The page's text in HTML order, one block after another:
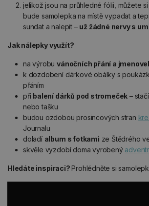
jelikož jsou na průhledné fólii, můžete
bude samolepka na místě vypadat a
sundat a nalepit – už žádné nervy s
Jak nálepky využít?
na výrobuvánočních přání a
k dozdobení dárkové obálky s
přáním
při balení dárků pod stromeček –
nebo tašku
budou ozdobou prosincových stran
Journalu
doladí album s fotkami ze Štědrého
skvěle vyzdobí doma vyrobený
Hledáte inspiraci?Prohlédněte si